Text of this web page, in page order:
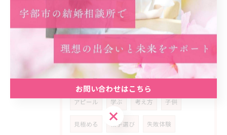
スタート 事実 カギ 初回
プラン 予想外 ネガティブ
コミュニティ 実践 計画 振り返り
アピール 学ぶ 考え方 子供
見極める 相手選び 失敗体験
お問い合わせはこちら
お問い合わせはこちら